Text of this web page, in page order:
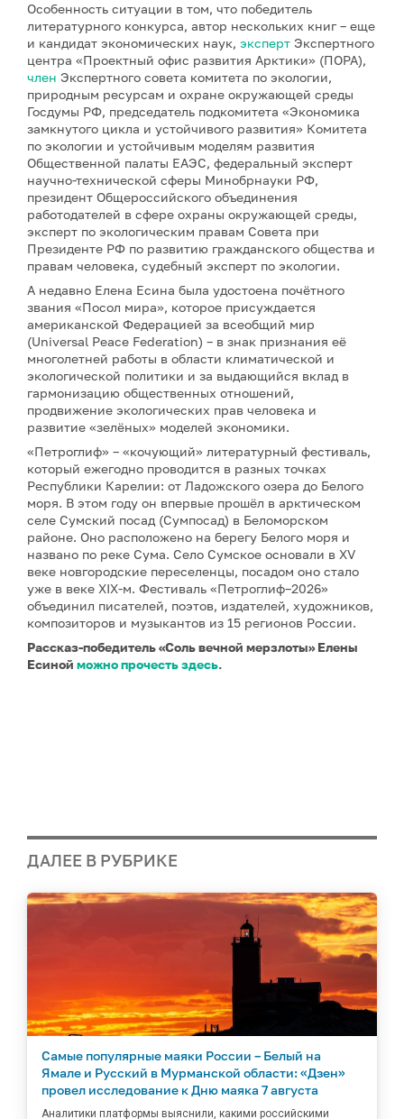
Особенность ситуации в том, что победитель
литературного конкурса, автор нескольких книг – еще
и кандидат экономических наук, эксперт Экспертного
центра «Проектный офис развития Арктики» (ПОРА),
член Экспертного совета комитета по экологии,
природным ресурсам и охране окружающей среды
Госдумы РФ, председатель подкомитета «Экономика
замкнутого цикла и устойчивого развития» Комитета
по экологии и устойчивым моделям развития
Общественной палаты ЕАЭС, федеральный эксперт
научно-технической сферы Минобрнауки РФ,
президент Общероссийского объединения
работодателей в сфере охраны окружающей среды,
эксперт по экологическим правам Совета при
Президенте РФ по развитию гражданского общества и
правам человека, судебный эксперт по экологии.
А недавно Елена Есина была удостоена почётного
звания «Посол мира», которое присуждается
американской Федерацией за всеобщий мир
(Universal Peace Federation) – в знак признания её
многолетней работы в области климатической и
экологической политики и за выдающийся вклад в
гармонизацию общественных отношений,
продвижение экологических прав человека и
развитие «зелёных» моделей экономики.
«Петроглиф» – «кочующий» литературный фестиваль,
который ежегодно проводится в разных точках
Республики Карелии: от Ладожского озера до Белого
моря. В этом году он впервые прошёл в арктическом
селе Сумский посад (Сумпосад) в Беломорском
районе. Оно расположено на берегу Белого моря и
названо по реке Сума. Село Сумское основали в XV
веке новгородские переселенцы, посадом оно стало
уже в веке XIX-м. Фестиваль «Петроглиф–2026»
объединил писателей, поэтов, издателей, художников,
композиторов и музыкантов из 15 регионов России.
Рассказ-победитель «Соль вечной мерзлоты» Елены
Есиной можно прочесть здесь.
ДАЛЕЕ В РУБРИКЕ
Самые популярные маяки России – Белый на
Ямале и Русский в Мурманской области: «Дзен»
провел исследование к Дню маяка 7 августа
Аналитики платформы выяснили, какими российскими